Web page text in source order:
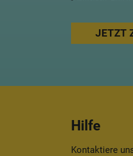
Hilfe
Kontaktiere